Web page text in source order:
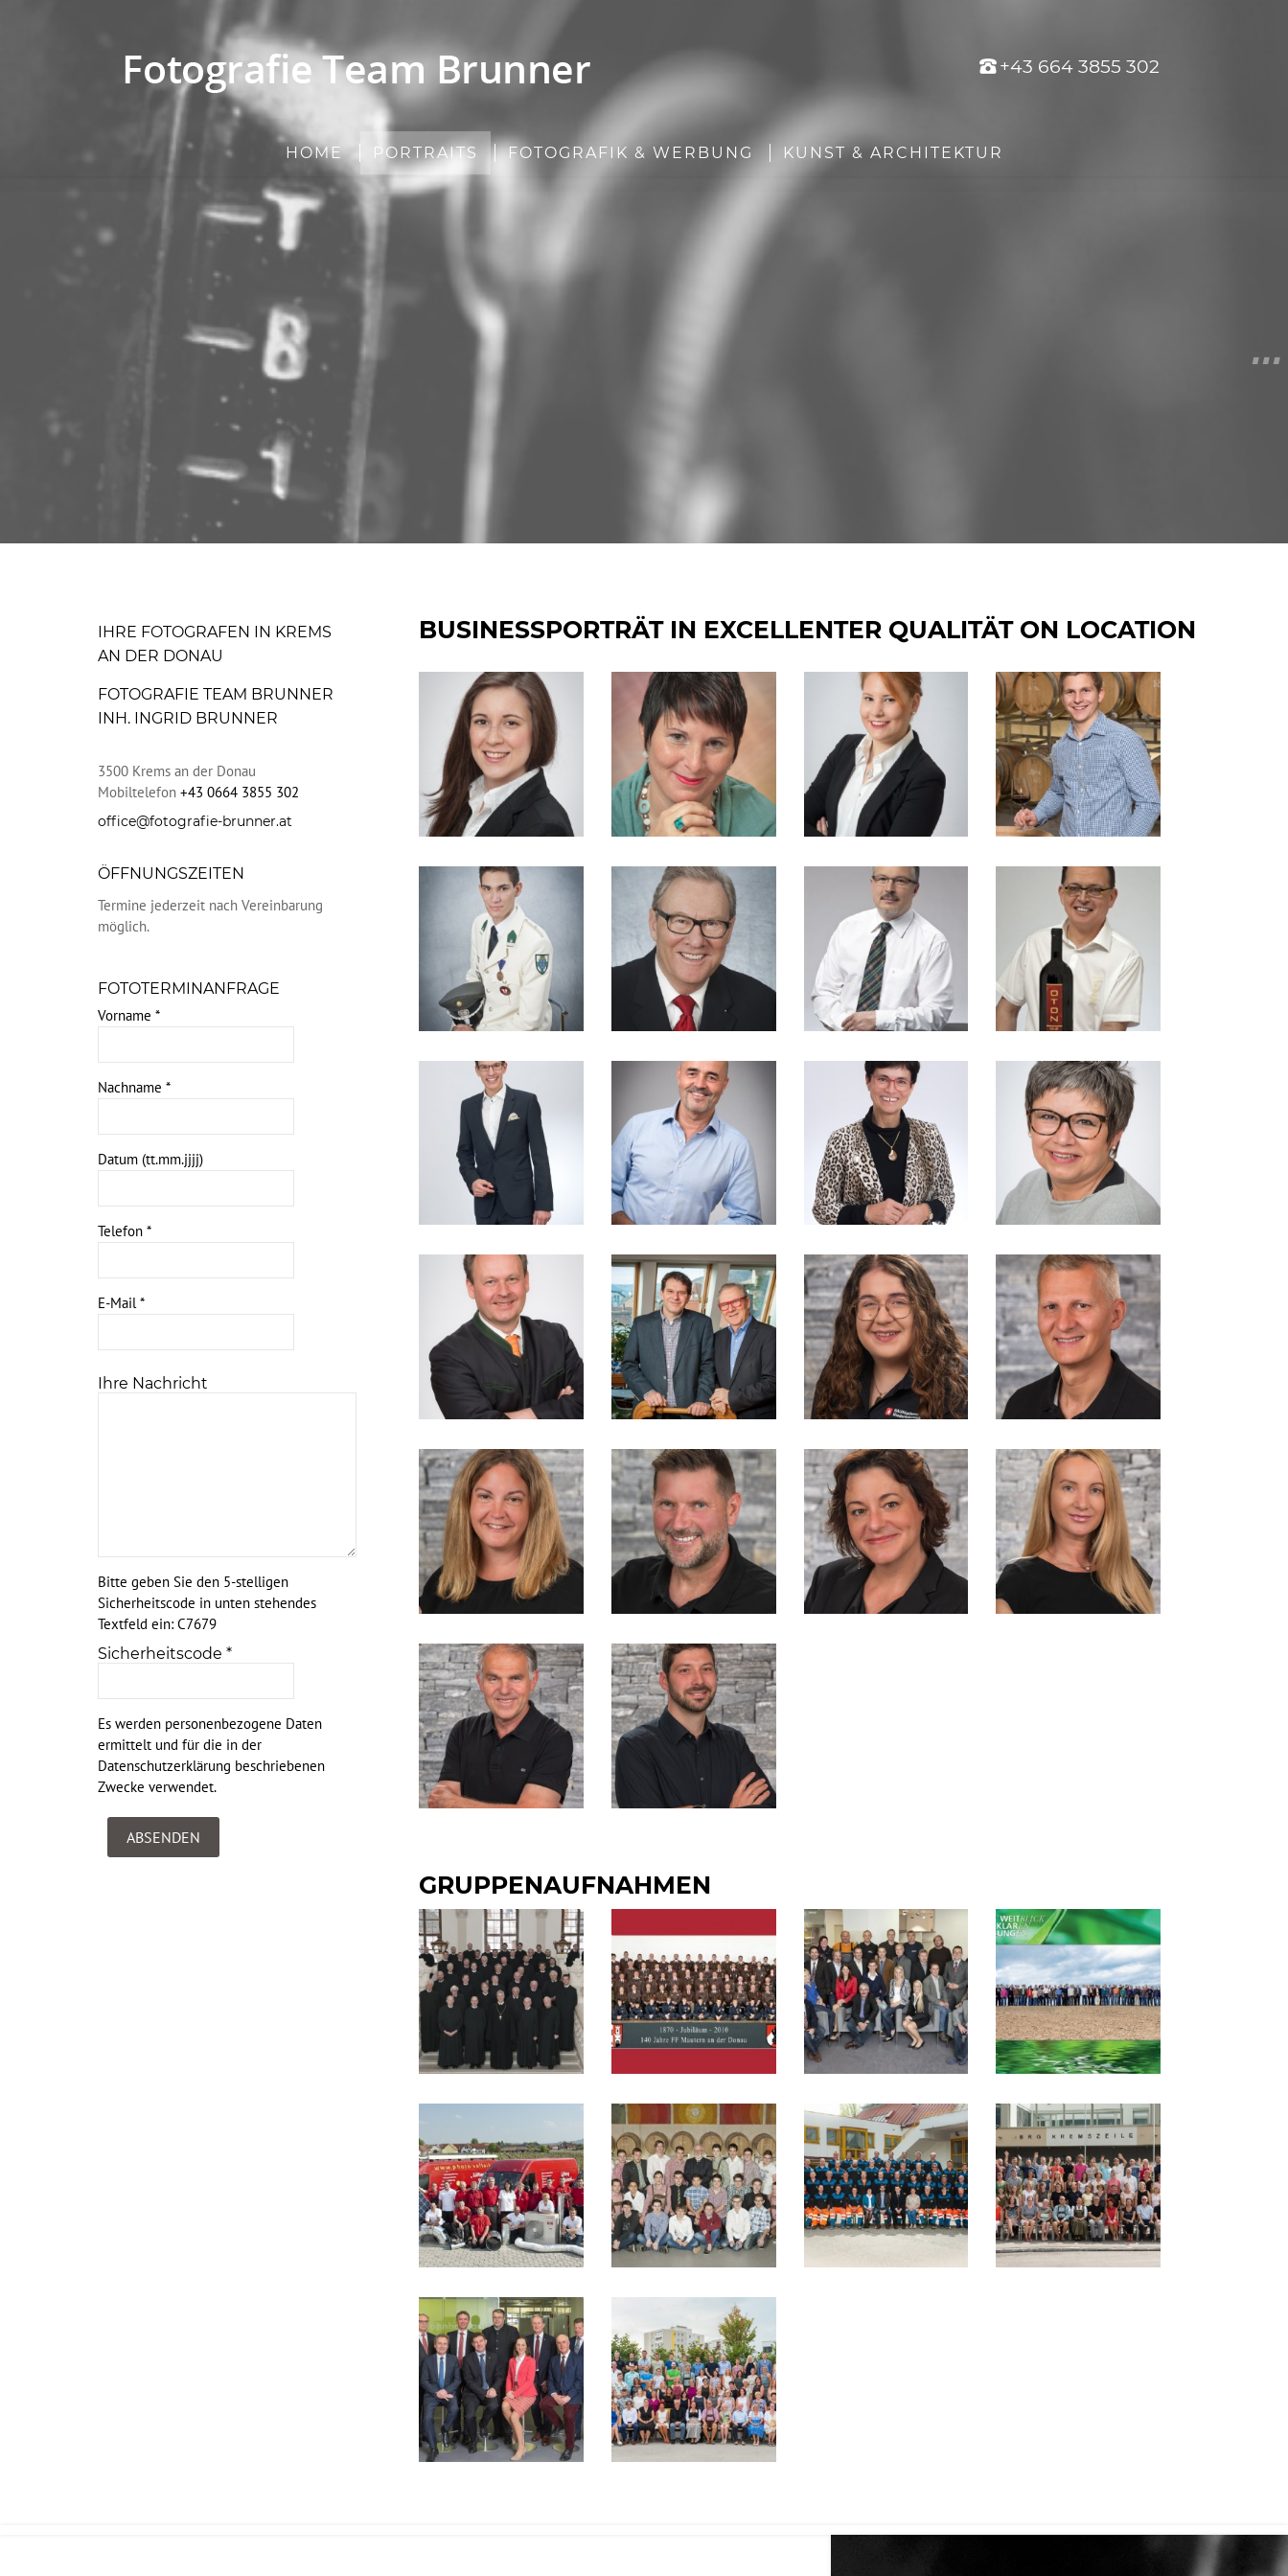
+43 664 3855 302
HOME PORTRAITS FOTOGRAFIK & WERBUNG KUNST & ARCHITEKTUR
... ewige Augenblicke
BUSINESSPORTRÄT IN EXCELLENTER QUALITÄT ON LOCATION
GRUPPENAUFNAHMEN
IHRE FOTOGRAFEN IN KREMS
AN DER DONAU
FOTOGRAFIE TEAM BRUNNER
INH. INGRID BRUNNER
3500 Krems an der Donau
Mobiltelefon +43 0664 3855 302
office@fotografie-brunner.at
ÖFFNUNGSZEITEN
Termine jederzeit nach Vereinbarung
möglich.
FOTOTERMINANFRAGE
Vorname *
Nachname *
Datum (tt.mm.jjjj)
Telefon *
E-Mail*
Ihre Nachricht
Bitte geben Sie den 5-stelligen
Sicherheitscode in unten stehendes
Textfeld ein: C7679
Sicherheitscode *
Es werden personenbezogene Daten
ermittelt und für die in der
Datenschutzerklärung beschriebenen
Zwecke verwendet.